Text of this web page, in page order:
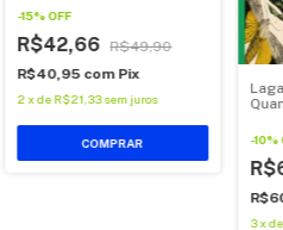
-15%OFF
R$42,66
R$49,90
R$40,95 com Pix
2 xdeR$21,33 sem juros
-10%
3x